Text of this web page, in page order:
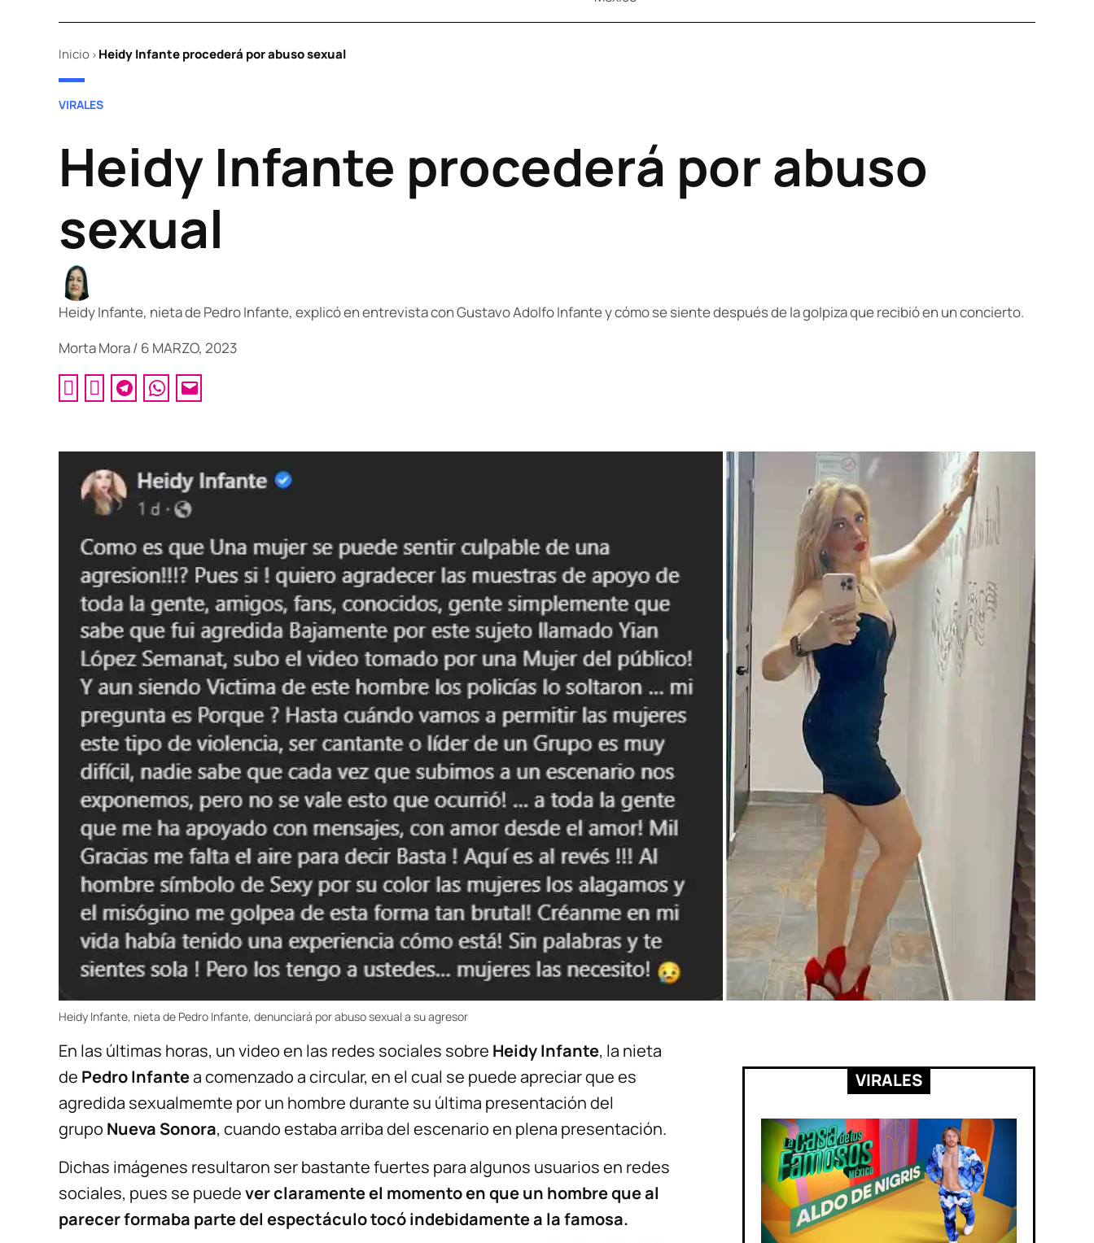
Inicio > Heidy Infante procederá por abuso sexual
POSTED
VIRALES
Heidy Infante procederá por abuso
sexual
Heidy Infante, nieta de Pedro Infante, explicó en entrevista con Gustavo Adolfo Infante y cómo se siente después de la golpiza que recibió en un concierto.
Morta Mora/ 6 MARZO, 2023
Heidy Infante, nieta de Pedro Infante, denunciará por abuso sexual a su agresor
En las últimas horas, un video en las redes sociales sobre Heidy Infante, la nieta
de Pedro Infantea comenzado a circular, en el cual se puede apreciar que es
agredida sexualmemte por un hombre durante su última presentación del
grupo Nueva Sonora, cuando estaba arriba del escenario en plena presentación.
Dichas imágenes resultaron ser bastante fuertes para algunos usuarios en redes
sociales, pues se puedever claramente el momento en que un hombre que al
parecer formaba parte del espectáculo tocó indebidamente a la famosa.
VIRALES